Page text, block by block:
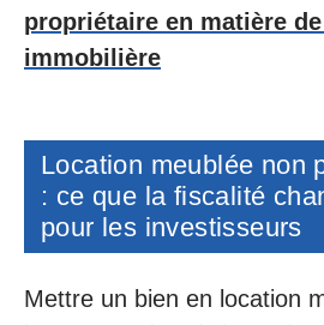
propriétaire en matière
immobilière
Location meublée non
: ce que la fiscalité
pour les investisseurs
Mettre un bien en location